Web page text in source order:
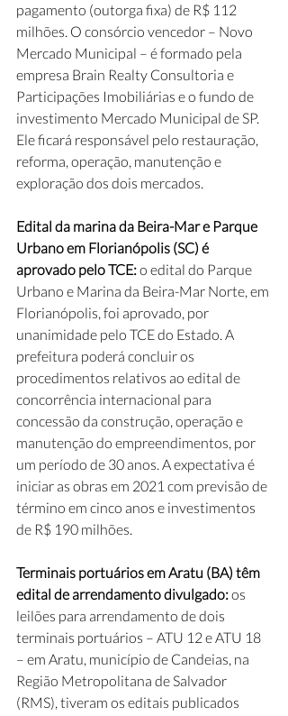
pagamento (outorga fixa) de R$ 112
milhões. O consórcio vencedor – Novo
Mercado Municipal – é formado pela
empresa Brain Realty Consultoria e
Participações Imobiliárias e o fundo de
investimento Mercado Municipal de SP.
Ele ficará responsável pelo restauração,
reforma, operação, manutenção e
exploração dos dois mercados.
Edital da marina da Beira-Mar e Parque
Urbano em Florianópolis (SC) é
aprovado pelo TCE: o edital do Parque
Urbano e Marina da Beira-Mar Norte, em
Florianópolis, foi aprovado, por
unanimidade pelo TCE do Estado. A
prefeitura poderá concluir os
procedimentos relativos ao edital de
concorrência internacional para
concessão da construção, operação e
manutenção do empreendimentos, por
um período de 30 anos. A expectativa é
iniciar as obras em 2021 com previsão de
término em cinco anos e investimentos
de R$ 190 milhões.
Terminais portuários em Aratu (BA) têm
edital de arrendamento divulgado: os
leilões para arrendamento de dois
terminais portuários – ATU 12 e ATU 18
– em Aratu, município de Candeias, na
Região Metropolitana de Salvador
(RMS), tiveram os editais publicados